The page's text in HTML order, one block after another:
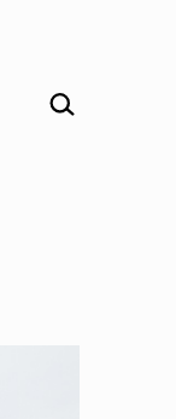
Suchen …